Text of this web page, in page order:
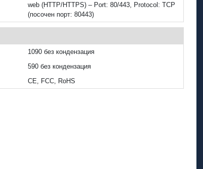
web (HTTP/HTTPS) – Port: 80/443, Protocol: TCP
(посочен порт: 80443)
1090 без кондензация
590 без кондензация
CE, FCC, RoHS